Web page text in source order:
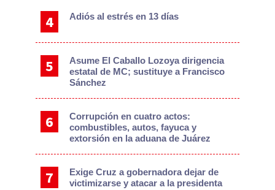
Adiós al estrés en 13 días
Asume El Caballo Lozoya dirigencia
estatal de MC; sustituye a Francisco
Sánchez
Corrupción en cuatro actos:
combustibles, autos, fayuca y
extorsión en la aduana de Juárez
Exige Cruz a gobernadora dejar de
victimizarse y atacar a la presidenta